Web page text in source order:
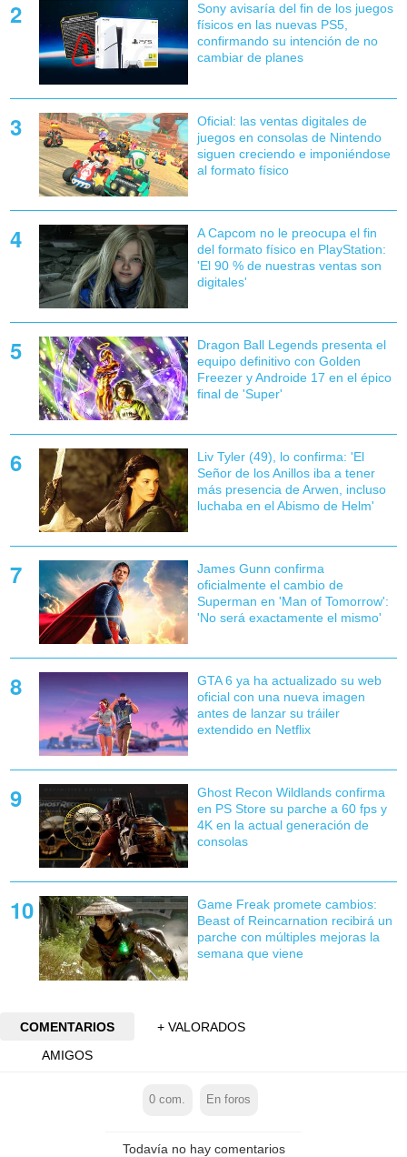
Sony avisaría del fin de los juegos
físicos en las nuevas PS5,
confirmando su intención de no
cambiar de planes
Oficial: las ventas digitales de
juegos en consolas de Nintendo
siguen creciendo e imponiéndose
al formato físico
A Capcom no le preocupa el fin
del formato físico en PlayStation:
'El 90 % de nuestras ventas son
digitales'
Dragon Ball Legends presenta el
equipo definitivo con Golden
Freezer y Androide 17 en el épico
final de 'Super'
Liv Tyler (49), lo confirma: 'El
Señor de los Anillos iba a tener
más presencia de Arwen, incluso
luchaba en el Abismo de Helm'
James Gunn confirma
oficialmente el cambio de
Superman en 'Man of Tomorrow':
'No será exactamente el mismo'
GTA 6 ya ha actualizado su web
oficial con una nueva imagen
antes de lanzar su tráiler
extendido en Netflix
Ghost Recon Wildlands confirma
en PS Store su parche a 60 fps y
4K en la actual generación de
consolas
Game Freak promete cambios:
Beast of Reincarnation recibirá un
parche con múltiples mejoras la
semana que viene
COMENTARIOS
+ VALORADOS
AMIGOS
0 com. En foros
Todavía no hay comentarios